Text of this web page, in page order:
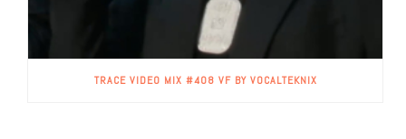
TRACE VIDEO MIX #408 VF BY VOCALTEKNIX